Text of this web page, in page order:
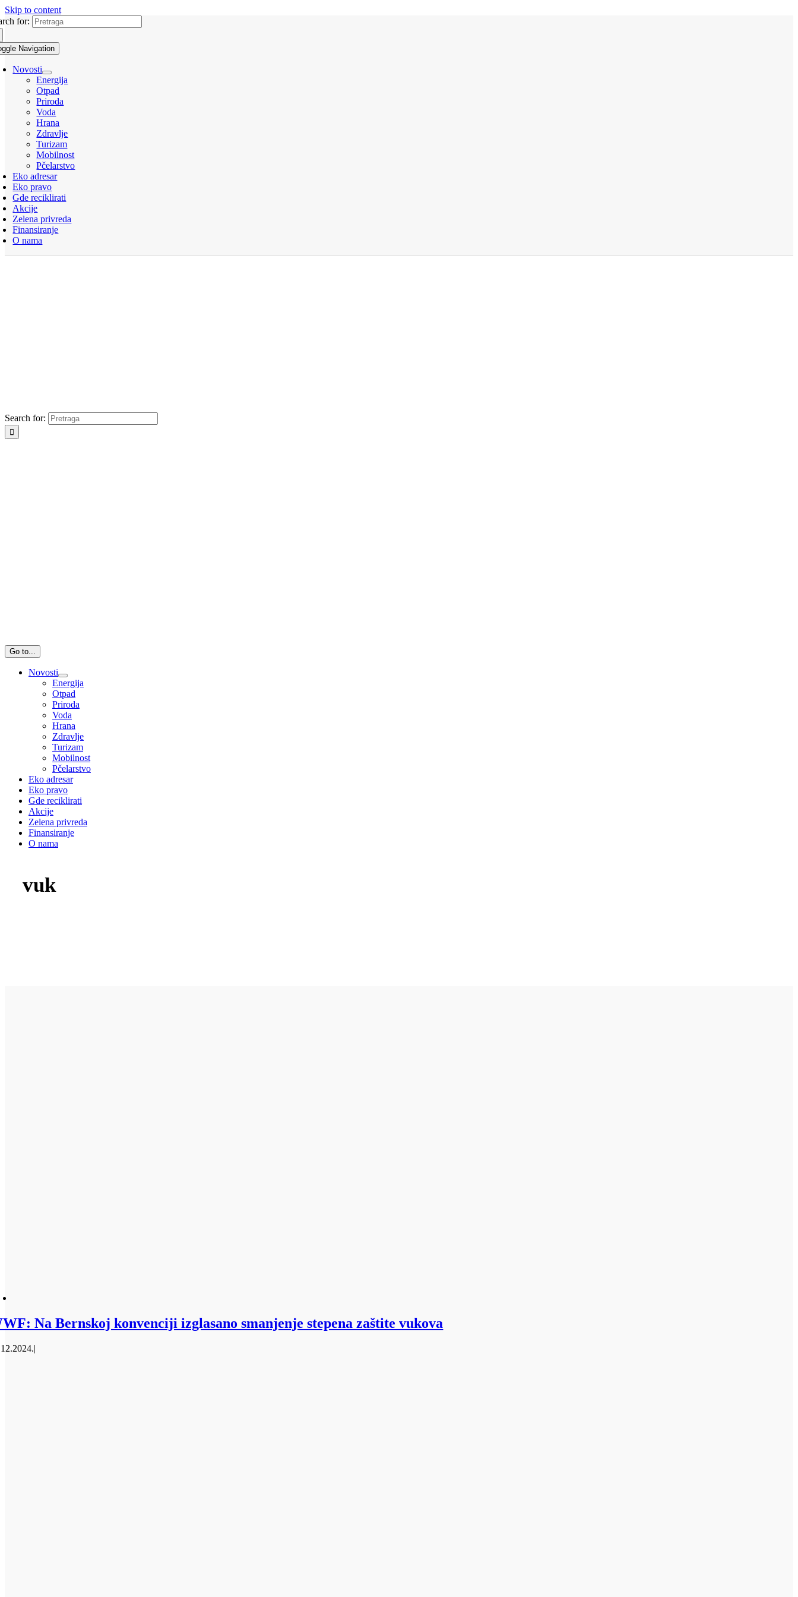
Skip to content
for:
Navigation
Novosti
Energija
Otpad
Priroda
Voda
Hrana
Zdravlje
Turizam
Mobilnost
Pčelarstvo
Eko adresar
Eko pravo
Gde reciklirati
Akcije
Zelena privreda
Finansiranje
O nama
Search for:
Go to...
Novosti
Energija
Otpad
Priroda
Voda
Hrana
Zdravlje
Turizam
Mobilnost
Pčelarstvo
Eko adresar
Eko pravo
Gde reciklirati
Akcije
Zelena privreda
Finansiranje
O nama
vuk
Na Bernskoj konvenciji izglasano smanjenje stepena zaštite vukova
|